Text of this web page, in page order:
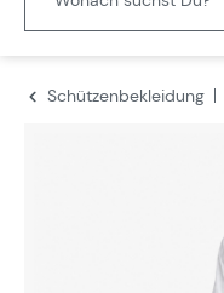
Schützenbekleidung